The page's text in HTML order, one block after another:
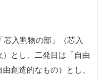
芯入割物の部」（芯入
とし、二発目は「自由
創造的なもの）とし、